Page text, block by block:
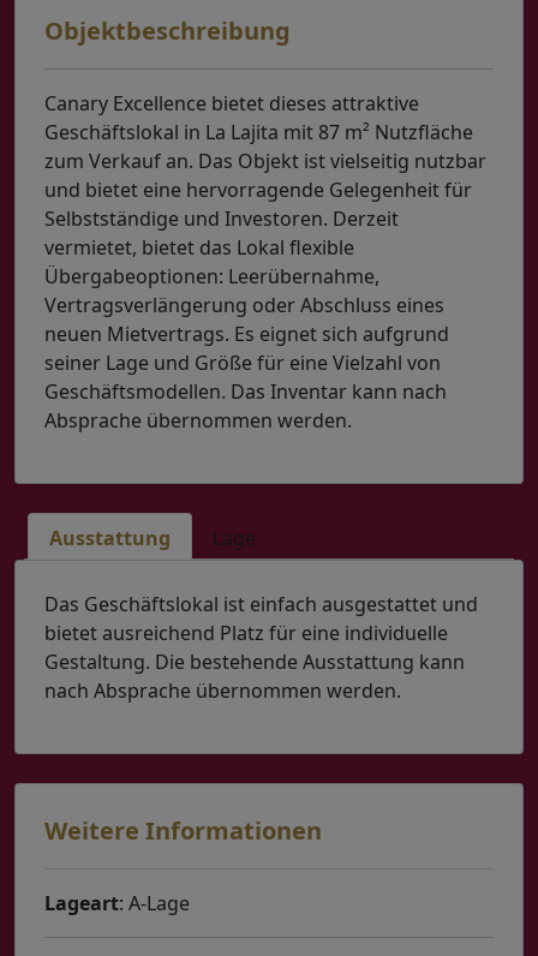
Objektbeschreibung
Canary Excellence bietet dieses attraktive
Geschäftslokal in La Lajita mit 87 m² Nutzfläche
zum Verkauf an. Das Objekt ist vielseitig nutzbar
und bietet eine hervorragende Gelegenheit für
Selbstständige und Investoren. Derzeit
vermietet, bietet das Lokal flexible
Übergabeoptionen: Leerübernahme,
Vertragsverlängerung oder Abschluss eines
neuen Mietvertrags. Es eignet sich aufgrund
seiner Lage und Größe für eine Vielzahl von
Geschäftsmodellen. Das Inventar kann nach
Absprache übernommen werden.
Ausstattung Lage
Das Geschäftslokal ist einfach ausgestattet und
bietet ausreichend Platz für eine individuelle
Gestaltung. Die bestehende Ausstattung kann
nach Absprache übernommen werden.
Weitere Informationen
Lageart: A-Lage